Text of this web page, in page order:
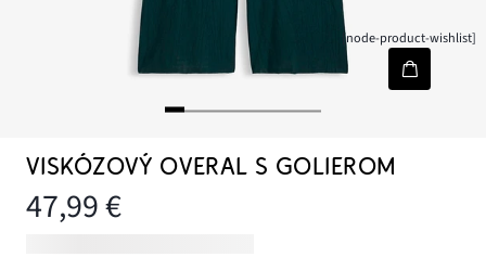
[node-product-wishlist]
VISKÓZOVÝ OVERAL S GOLIEROM
47,99 €